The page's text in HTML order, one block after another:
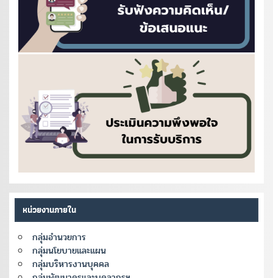
หน่วยงานภายใน
กลุ่มอำนวยการ
กลุ่มนโยบายและแผน
กลุ่มบริหารงานบุคคล